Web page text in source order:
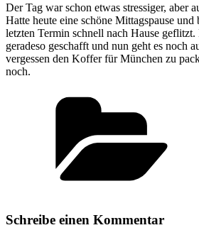
Der Tag war schon etwas stressiger, aber
Hatte heute eine schöne Mittagspause und
letzten Termin schnell nach Hause geflitzt.
geradeso geschafft und nun geht es noch
vergessen den Koffer für München zu
noch.
Schreibe einen Kommentar